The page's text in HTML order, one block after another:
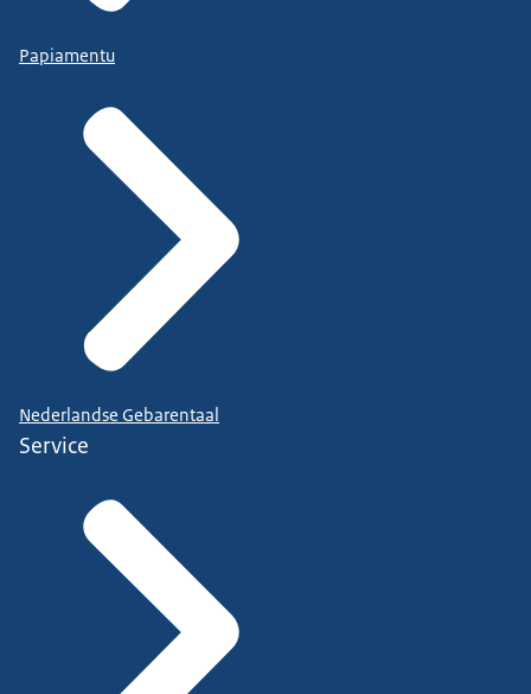
Papiamentu
Nederlandse Gebarentaal
Service